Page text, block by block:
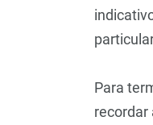
Para
recordar